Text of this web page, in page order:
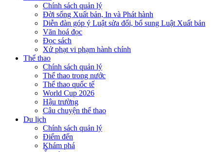
Chính sách quản lý
Đời sống Xuất bản, In và Phát hành
Diễn đàn góp ý Luật sửa đổi, bổ sung Luật Xuất bản
Văn hoá đọc
Đọc sách
Xử phạt vi phạm hành chính
Thể thao
Chính sách quản lý
Thể thao trong nước
Thể thao quốc tế
World Cup 2026
Hậu trường
Câu chuyện thể thao
Du lịch
Chính sách quản lý
Điểm đến
Khám phá